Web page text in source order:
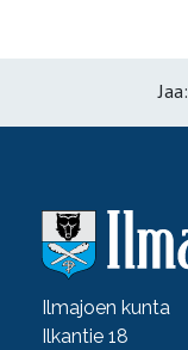
Jaa:
Ilmajoen kunta
Ilkantie 18